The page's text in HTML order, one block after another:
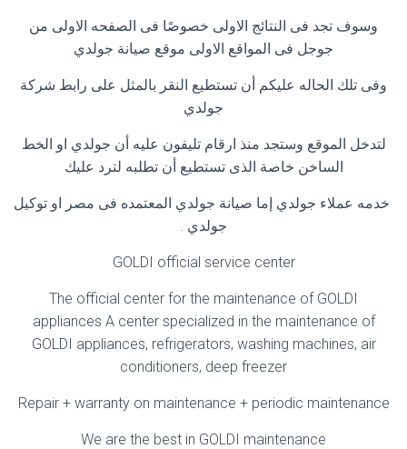
وسوف تجد فى النتائج الاولى خصوصًا فى الصفحه الاولى من
جوجل فى المواقع الاولى موقع صيانة جولدي
وفى تلك الحاله عليكم أن تستطيع النقر بالمثل على رابط شركة
جولدي
لتدخل الموقع وستجد منذ ارقام تليفون عليه أن جولدي او الخط
الساخن خاصة الذى تستطيع أن تطلبه لترد عليك
خدمه عملاء جولدي إما صيانة جولدي المعتمده فى مصر او توكيل
جولدي .
GOLDI official service center
The official center for the maintenance of GOLDI
appliances A center specialized in the maintenance of
GOLDI appliances, refrigerators, washing machines, air
conditioners, deep freezer
Repair + warranty on maintenance + periodic maintenance
We are the best in GOLDI maintenance